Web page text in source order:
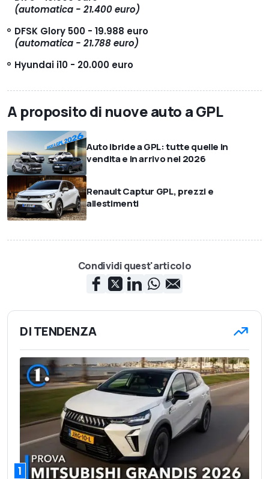
(automatica - 21.400 euro)
DFSK Glory 500 - 19.988 euro
(automatica - 21.788 euro)
Hyundai i10 - 20.000 euro
A proposito di nuove auto a GPL
Auto ibride a GPL: tutte quelle in
vendita e in arrivo nel 2026
Renault Captur GPL, prezzi e
allestimenti
Condividi quest'articolo
DI TENDENZA
1